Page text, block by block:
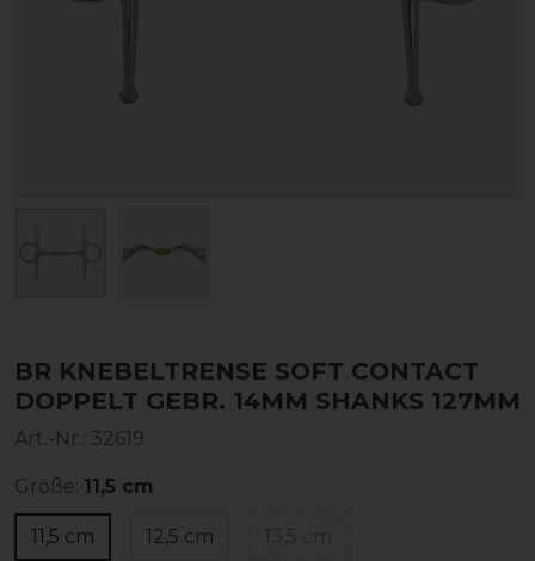
BR KNEBELTRENSE SOFT CONTACT
DOPPELT GEBR. 14MM SHANKS 127MM
Art.-Nr.: 32619
Größe: 11,5 cm
11,5 cm 12,5 cm